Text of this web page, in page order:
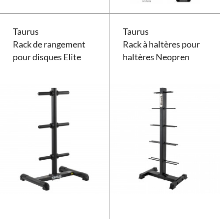
Taurus
Rack de rangement
pour disques Elite
Taurus
Rack à haltères pour
haltères Neopren